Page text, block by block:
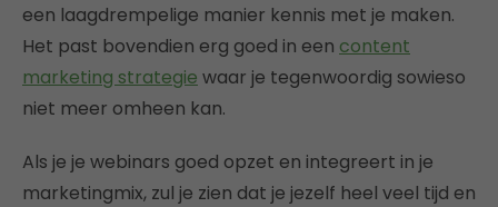
een laagdrempelige manier kennis met je maken.
Het past bovendien erg goed in een content
marketing strategie waar je tegenwoordig sowieso
niet meer omheen kan.
Als je je webinars goed opzet en integreert in je
marketingmix, zul je zien dat je jezelf heel veel tijd en